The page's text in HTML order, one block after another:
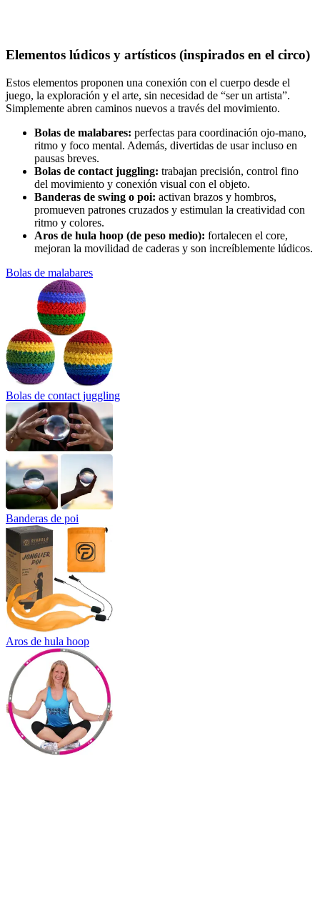
Elementos lúdicos y artísticos (inspirados en el circo)
Estos elementos proponen una conexión con el cuerpo desde el
juego, la exploración y el arte, sin necesidad de “ser un artista”.
Simplemente abren caminos nuevos a través del movimiento.
Bolas de malabares: perfectas para coordinación ojo-mano,
ritmo y foco mental. Además, divertidas de usar incluso en
pausas breves.
Bolas de contact juggling: trabajan precisión, control fino
del movimiento y conexión visual con el objeto.
Banderas de swing o poi: activan brazos y hombros,
promueven patrones cruzados y estimulan la creatividad con
ritmo y colores.
Aros de hula hoop (de peso medio): fortalecen el core,
mejoran la movilidad de caderas y son increíblemente lúdicos.
Bolas de malabares
Bolas de contact juggling
Banderas de poi
Aros de hula hoop